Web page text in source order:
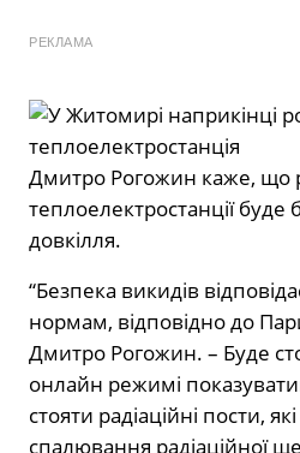
РЕКЛАМА
Дмитро Рогожин каже, що
теплоелектростанції
довкілля.
“Безпека викидів
нормам, відповідно до
Дмитро Рогожин. – Буде
онлайн режимі
стояти радіаційні пости,
спалювання радіаційної